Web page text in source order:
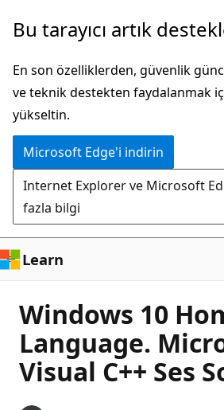
Ana
atla
Bu tarayıcı artık
En son özelliklerden, güvenlik
ve teknik destekten faydalanmak
yükseltin.
Microsoft Edge'i indirin
Internet Explorer ve Microsoft
fazla bilgi
Learn
Windows 10
Language.
Visual C++ Ses